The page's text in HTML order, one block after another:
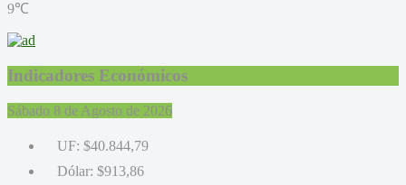
9℃
Indicadores Económicos
Sábado 8 de Agosto de 2026
UF: $40.844,79
Dólar: $913,86